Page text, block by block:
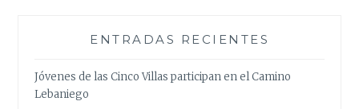
ENTRADAS RECIENTES
Jóvenes de las Cinco Villas participan en el Camino
Lebaniego